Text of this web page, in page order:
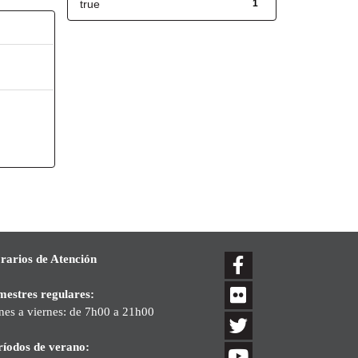
1
true
de Atención
regulares:
a viernes: de 7h00 a 21h00
de verano: